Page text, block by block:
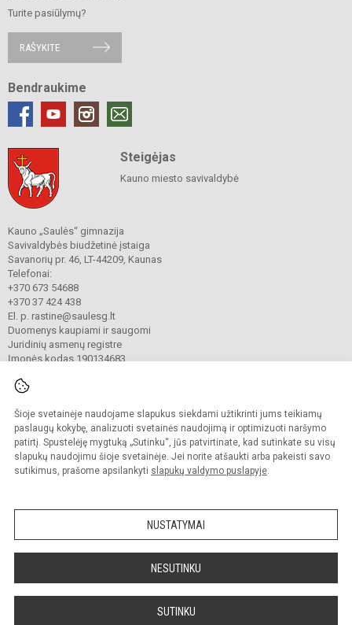
Šioje svetainėje naudojame slapukus siekdami užtikrinti jums teikiamų
paslaugų kokybę, analizuoti svetainės naudojimą ir optimizuoti naršymo
patirtį. Spustelėję mygtuką „Sutinku“, jūs patvirtinate, kad sutinkate su visų
slapukų naudojimu šioje svetainėje. Jei norite atšaukti arba pakeisti savo
sutikimus, prašome apsilankyti slapukų valdymo puslapyje.
NUSTATYMAI
NESUTINKU
SUTINKU
Turite pasiūlymų?
RAŠYKITE
Bendraukime
Steigėjas
Kauno miesto savivaldybė
Kauno „Saulės“ gimnazija
Savivaldybės biudžetinė įstaiga
Savanorių pr. 46, LT-44209, Kaunas
Telefonai:
+370 673 54688
+370 37 424 438
El. p. rastine@saulesg.lt
Duomenys kaupiami ir saugomi
Juridinių asmenų registre
Įmonės kodas 190134683
© 2023 Kauno „Saulės“ gimnazija. Visos teisės saugomos.
Kopijuoti turinį be raštiško gimnazijos sutikimo griežtai draudžiama.
Prieinamumo paraiška Slapukų valdymas
Sumanus būdas atnaujinti